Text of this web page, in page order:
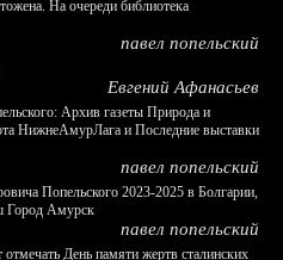
На очереди библиотека
павел попельский
Евгений Афанасьев
Архив газеты Природа и
НижнеАмурЛага и Последние выставки
павел попельский
Попельского 2023-2025 в Болгарии,
Город Амурск
павел попельский
День памяти жертв сталинских